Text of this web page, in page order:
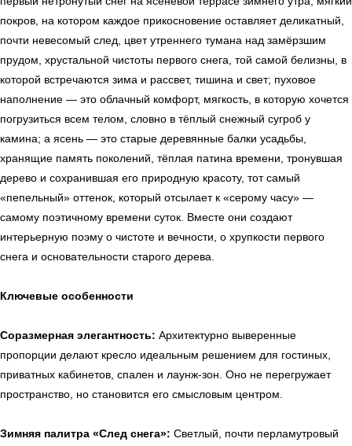
покров, на котором каждое прикосновение оставляет деликатный,
почти невесомый след, цвет утреннего тумана над замёрзшим
прудом, хрустальной чистоты первого снега, той самой белизны, в
которой встречаются зима и рассвет, тишина и свет; пуховое
наполнение — это облачный комфорт, мягкость, в которую хочется
погрузиться всем телом, словно в тёплый снежный сугроб у
камина; а ясень — это старые деревянные балки усадьбы,
хранящие память поколений, тёплая патина времени, тронувшая
дерево и сохранившая его природную красоту, тот самый
«пепельный» оттенок, который отсылает к «серому часу» —
самому поэтичному времени суток. Вместе они создают
интерьерную поэму о чистоте и вечности, о хрупкости первого
снега и основательности старого дерева.
Ключевые особенности
Соразмерная элегантность: Архитектурно выверенные
пропорции делают кресло идеальным решением для гостиных,
приватных кабинетов, спален и лаунж-зон. Оно не перегружает
пространство, но становится его смысловым центром.
Зимняя палитра «След снега»: Светлый, почти перламутровый